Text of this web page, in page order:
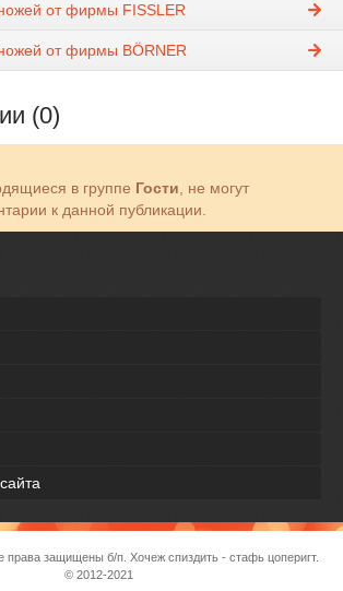
от фирмы FISSLER
от фирмы BÖRNER
(0)
в группе Гости, не могут
к данной публикации.
права защищены б/п. Хочеж спиздить - стафь цоперигт.
© 2012-2021